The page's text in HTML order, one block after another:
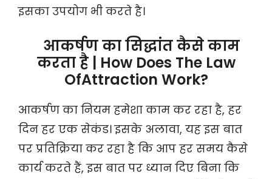
इसका उपयोग भी करते है।
आकर्षण का सिद्धांत कैसे काम
करता है | How Does The Law
OfAttraction Work?
आकर्षण का नियम हमेशा काम कर रहा है, हर
दिन हर एक सेकंड। इसके अलावा, यह इस बात
पर प्रतिक्रिया कर रहा है कि आप हर समय कैसे
कार्य करते हैं, इस बात पर ध्यान दिए बिना कि